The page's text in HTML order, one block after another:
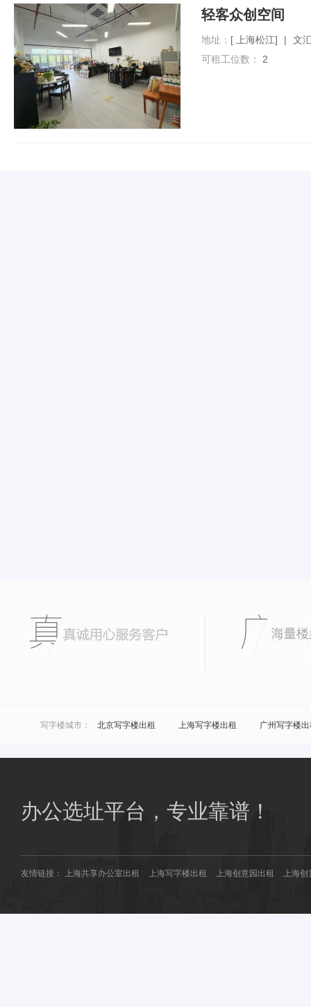
轻客众创空间
地址： [ 上海松江] |
文
可租工位数：
2
写字楼城市： 北京写字楼出租 上海写字楼出租 广州写字楼
商圈共享办公： 南桥共享办公 花桥共享办公
办公选址平台，专业靠谱！
友情链接： 上海共享办公室出租 上海写字楼出租 上海创意园出租 上海创